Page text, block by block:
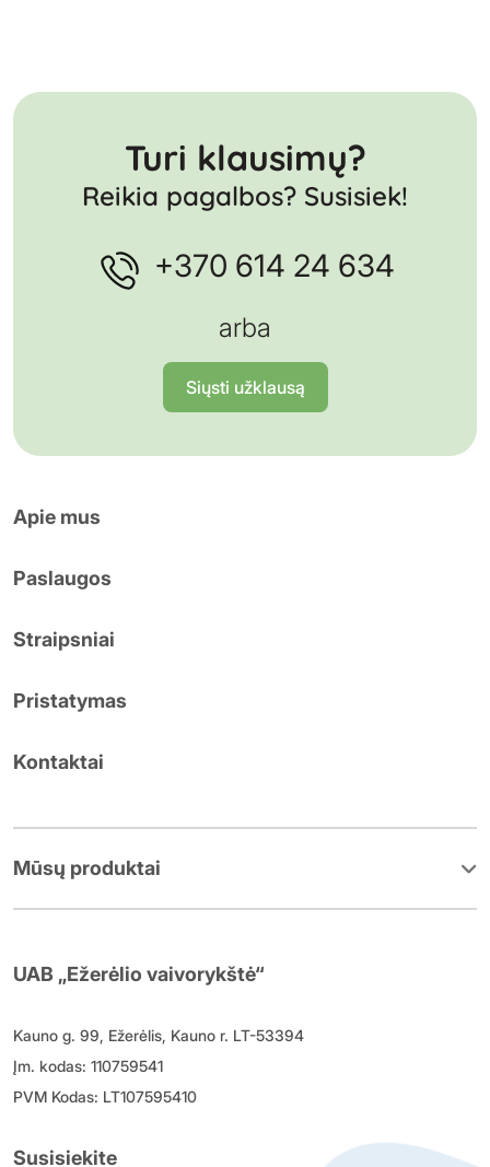
Turi klausimų?
Reikia pagalbos? Susisiek!
+370 614 24 634
arba
Siųsti užklausą
Apie mus
Paslaugos
Straipsniai
Pristatymas
Kontaktai
Mūsų produktai
UAB „Ežerėlio vaivorykštė“
Kauno g. 99, Ežerėlis, Kauno r. LT-53394
Įm. kodas: 110759541
PVM Kodas: LT107595410
Susisiekite